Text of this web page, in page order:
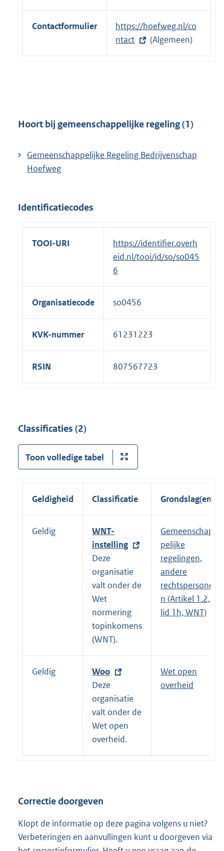
k
:
i
n
k
Contactformulier
E
x
t
l
k
https://hoefweg.nl/co
ntact
(Algemeen)
Hoort bij gemeenschappelijke regeling (1)
Gemeenschappelijke Regeling Bedrijvenschap
Hoefweg
Identificatiecodes
TOOI-URI
https://identifier.overh
eid.nl/tooi/id/so/so045
6
Organisatiecode so0456
KVK-nummer 61231223
RSIN 807567723
Classificaties (2)
Toon volledige tabel
Geldigheid Classificatie Grondslag(en)
Geldig
E
x
t
e
r
n
e
l
i
n
k
:
WNT-
instelling
Deze
organisatie
valt onder de
Wet
normering
topinkomens
(WNT).
Gemeenschap
pelijke
regelingen,
andere
rechtspersone
n (Artikel 1.2,
lid 1h, WNT)
Geldig
E
x
t
e
r
n
e
k
:
Woo
Deze
organisatie
valt onder de
Wet open
overheid.
Wet open
overheid
Correctie doorgeven
Klopt de informatie op deze pagina volgens u niet?
Verbeteringen en aanvullingen kunt u doorgeven via